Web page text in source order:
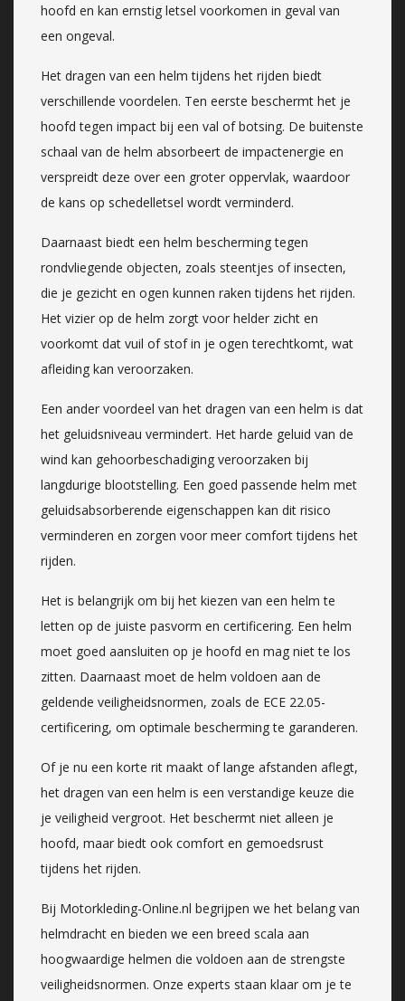
hoofd en kan ernstig letsel voorkomen in geval van
een ongeval.
Het dragen van een helm tijdens het rijden biedt
verschillende voordelen. Ten eerste beschermt het je
hoofd tegen impact bij een val of botsing. De buitenste
schaal van de helm absorbeert de impactenergie en
verspreidt deze over een groter oppervlak, waardoor
de kans op schedelletsel wordt verminderd.
Daarnaast biedt een helm bescherming tegen
rondvliegende objecten, zoals steentjes of insecten,
die je gezicht en ogen kunnen raken tijdens het rijden.
Het vizier op de helm zorgt voor helder zicht en
voorkomt dat vuil of stof in je ogen terechtkomt, wat
afleiding kan veroorzaken.
Een ander voordeel van het dragen van een helm is dat
het geluidsniveau vermindert. Het harde geluid van de
wind kan gehoorbeschadiging veroorzaken bij
langdurige blootstelling. Een goed passende helm met
geluidsabsorberende eigenschappen kan dit risico
verminderen en zorgen voor meer comfort tijdens het
rijden.
Het is belangrijk om bij het kiezen van een helm te
letten op de juiste pasvorm en certificering. Een helm
moet goed aansluiten op je hoofd en mag niet te los
zitten. Daarnaast moet de helm voldoen aan de
geldende veiligheidsnormen, zoals de ECE 22.05-
certificering, om optimale bescherming te garanderen.
Of je nu een korte rit maakt of lange afstanden aflegt,
het dragen van een helm is een verstandige keuze die
je veiligheid vergroot. Het beschermt niet alleen je
hoofd, maar biedt ook comfort en gemoedsrust
tijdens het rijden.
Bij Motorkleding-Online.nl begrijpen we het belang van
helmdracht en bieden we een breed scala aan
hoogwaardige helmen die voldoen aan de strengste
veiligheidsnormen. Onze experts staan klaar om je te